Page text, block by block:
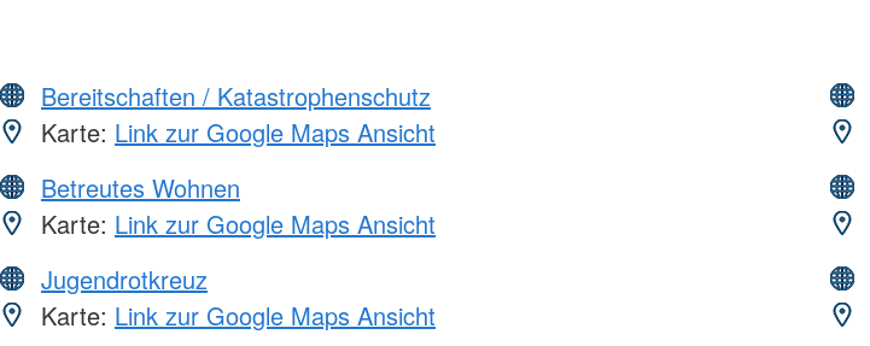
Bereitschaften / Katastrophenschutz
Karte: Link zur Google Maps Ansicht
Betreutes Wohnen
Karte: Link zur Google Maps Ansicht
Jugendrotkreuz
Karte: Link zur Google Maps Ansicht